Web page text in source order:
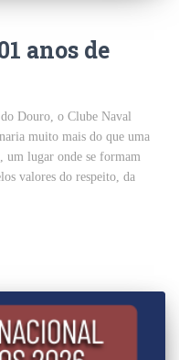
anos de
Douro, o Clube Naval
muito mais do que uma
um lugar onde se formam
valores do respeito, da